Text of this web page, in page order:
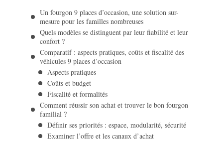
Un fourgon 9 places d’occasion, une solution sur-
mesure pour les familles nombreuses
Quels modèles se distinguent par leur fiabilité et leur
confort ?
Comparatif : aspects pratiques, coûts et fiscalité des
véhicules 9 places d’occasion
Aspects pratiques
Coûts et budget
Fiscalité et formalités
Comment réussir son achat et trouver le bon fourgon
familial ?
Définir ses priorités : espace, modularité, sécurité
Examiner l’offre et les canaux d’achat